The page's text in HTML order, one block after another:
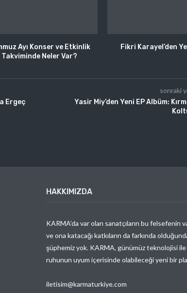
Ayı Konser ve Etkinlik
Takviminde Neler Var?
Fikri Karayel’den
Ergeç
sonraki
Yasir Miy’den Yeni EP Albüm:
HAKKIMIZDA
KARMA’da var olan sanatçıların bu felsefenin
ve ona katacağı katkıların da farkında
şüphemiz yok. KARMA, günümüz teknolojisi
ruhunun uyum içerisinde olabileceği yeni bir
iletisim@karmaturkiye.com